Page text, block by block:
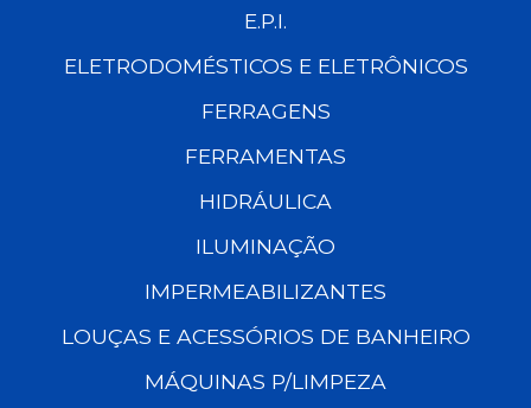
E.P.I.
ELETRODOMÉSTICOS E ELETRÔNICOS
FERRAGENS
FERRAMENTAS
HIDRÁULICA
ILUMINAÇÃO
IMPERMEABILIZANTES
LOUÇAS E ACESSÓRIOS DE BANHEIRO
MÁQUINAS P/LIMPEZA